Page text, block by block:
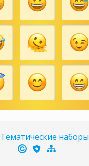
Тематические наборы